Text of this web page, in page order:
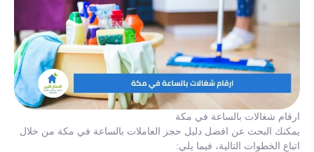
ارقام شغالات بالساعة في مكة
يمكنك البحث عن افضل دليل حجز العاملات بالساعة في مكة من خلال
اتباع الخطوات التالية، فيما يلي: